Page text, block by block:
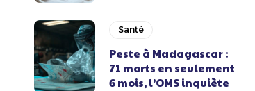
Santé
Peste à Madagascar :
71 morts en seulement
6 mois, l’OMS inquiète